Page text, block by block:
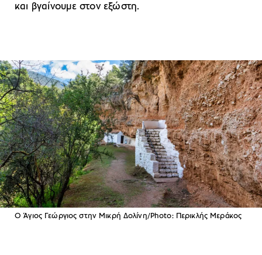
και βγαίνουμε στον εξώστη.
Ο Άγιος Γεώργιος στην Μικρή Δολίνη/Photo: Περικλής Μεράκος